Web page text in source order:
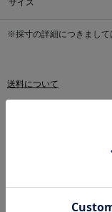
サイズ
※採寸の詳細につきまして
送料について